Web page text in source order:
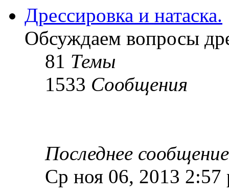
Дрессировка и натаска.
Обсуждаем вопросы
81 Темы
1533 Сообщения
Последнее сообщение
Ср ноя 06, 2013 2:57